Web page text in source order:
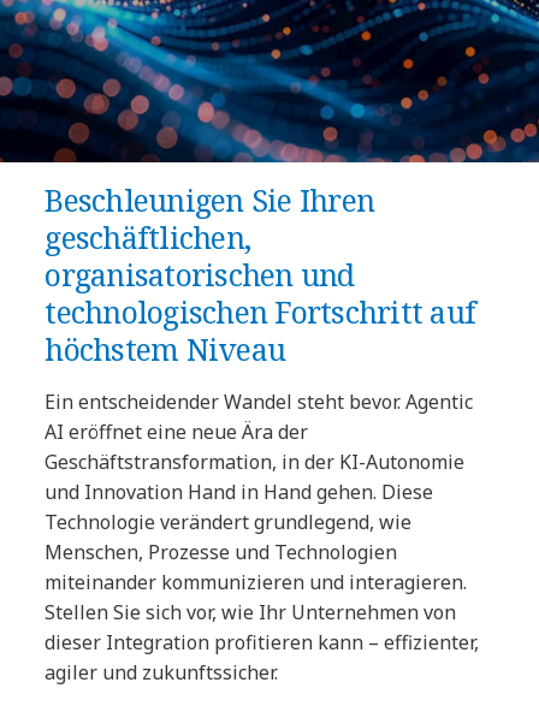
Beschleunigen Sie Ihren
geschäftlichen,
organisatorischen und
technologischen Fortschritt auf
höchstem Niveau
Ein entscheidender Wandel steht bevor. Agentic
AI eröffnet eine neue Ära der
Geschäftstransformation, in der KI-Autonomie
und Innovation Hand in Hand gehen. Diese
Technologie verändert grundlegend, wie
Menschen, Prozesse und Technologien
miteinander kommunizieren und interagieren.
Stellen Sie sich vor, wie Ihr Unternehmen von
dieser Integration profitieren kann – effizienter,
agiler und zukunftssicher.